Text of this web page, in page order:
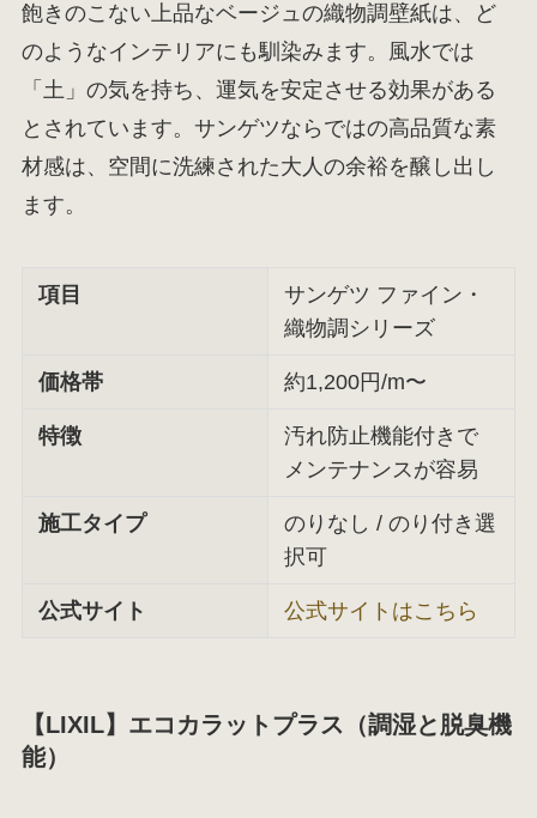
飽きのこない上品なベージュの織物調壁紙は、ど
のようなインテリアにも馴染みます。風水では
「土」の気を持ち、運気を安定させる効果がある
とされています。サンゲツならではの高品質な素
材感は、空間に洗練された大人の余裕を醸し出し
ます。
項目
サンゲツ ファイン・
織物調シリーズ
価格帯 約1,200円/m〜
特徴
汚れ防止機能付きで
メンテナンスが容易
施工タイプ
のりなし / のり付き選
択可
公式サイト 公式サイトはこちら
【LIXIL】エコカラットプラス（調湿と脱臭機
能）